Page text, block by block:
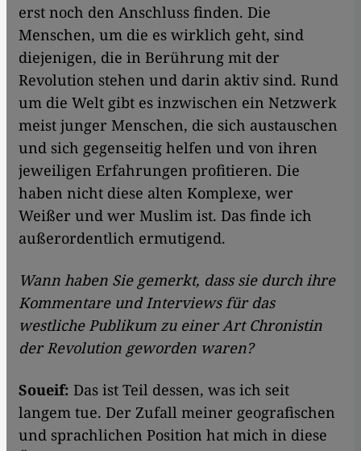
erst noch den Anschluss finden. Die
Menschen, um die es wirklich geht, sind
diejenigen, die in Berührung mit der
Revolution stehen und darin aktiv sind. Rund
um die Welt gibt es inzwischen ein Netzwerk
meist junger Menschen, die sich austauschen
und sich gegenseitig helfen und von ihren
jeweiligen Erfahrungen profitieren. Die
haben nicht diese alten Komplexe, wer
Weißer und wer Muslim ist. Das finde ich
außerordentlich ermutigend.
Wann haben Sie gemerkt, dass sie durch ihre
Kommentare und Interviews für das
westliche Publikum zu einer Art Chronistin
der Revolution geworden waren?
Soueif: Das ist Teil dessen, was ich seit
langem tue. Der Zufall meiner geografischen
und sprachlichen Position hat mich in diese